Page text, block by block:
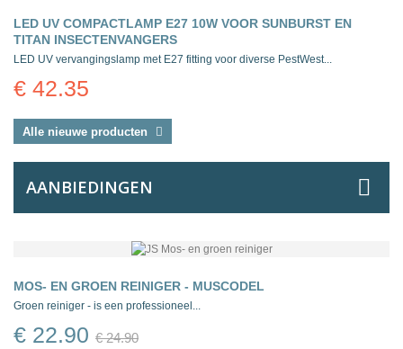
LED UV COMPACTLAMP E27 10W VOOR SUNBURST EN
TITAN INSECTENVANGERS
LED UV vervangingslamp met E27 fitting voor diverse PestWest...
€ 42.35
Alle nieuwe producten
AANBIEDINGEN
MOS- EN GROEN REINIGER - MUSCODEL
Groen reiniger - is een professioneel...
€ 22.90 € 24.90